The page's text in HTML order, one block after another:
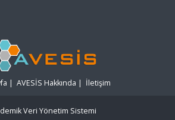
| AVESİS Hakkında | İletişim
Veri Yönetim Sistemi